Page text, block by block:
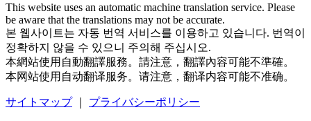
This website uses an automatic machine translation service. Please
be aware that the translations may not be accurate.
본 웹사이트는 자동 번역 서비스를 이용하고 있습니다. 번역이
정확하지 않을 수 있으니 주의해 주십시오.
本網站使用自動翻譯服務。請注意，翻譯內容可能不準確。
本网站使用自动翻译服务。请注意，翻译内容可能不准确。
サイトマップ｜ プライバシーポリシー